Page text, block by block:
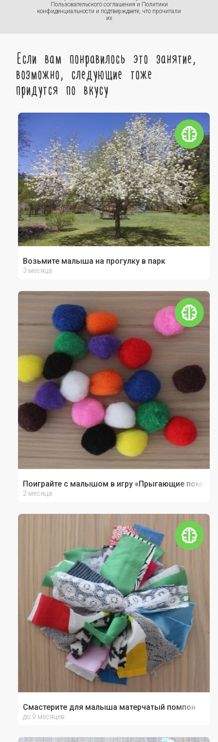
Пользовательского соглашения и Политики
конфиденциальности и подтверждаете, что прочитали
их
Если вам понравилось это занятие,
возможно, следующие тоже
придутся по вкусу
Возьмите малыша на прогулку в парк
3 месяца
Поиграйте с малышом в игру «Прыгающие
2 месяца
Смастерите для малыша матерчатый помпон
до 9 месяцев